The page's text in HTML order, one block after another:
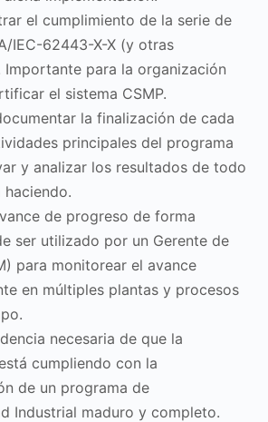
el cumplimiento de la serie de
IEC-62443-X-X (y otras
Importante para la organización
el sistema CSMP.
la finalización de cada
principales del programa
y analizar los resultados de todo
haciendo.
de progreso de forma
ser utilizado por un Gerente de
para monitorear el avance
en múltiples plantas y procesos
necesaria de que la
cumpliendo con la
de un programa de
Industrial maduro y completo.